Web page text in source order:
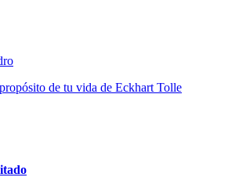
de tu vida de Eckhart Tolle